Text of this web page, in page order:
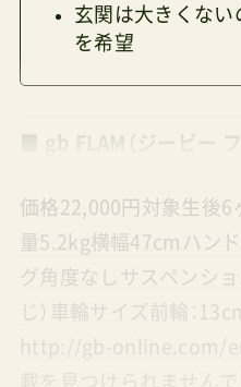
玄関は大きくな
を希望
■ gb FLAM（ジービー フ
価格22,000円対象生後
量5.2kg横幅47cmハン
グ角度なしサスペンショ
じ）車輪サイズ前輪：